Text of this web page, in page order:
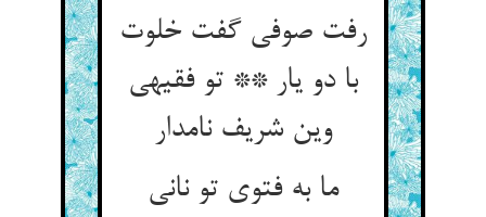
رفت صوفی گفت خلوت
با دو یار ** تو فقیهی
وین شریف نامدار
ما به فتوی تو نانی